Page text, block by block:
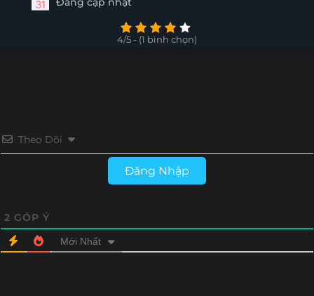
Đang cập nhật
4/5 - (1 bình chọn)
Theo Dõi
Đăng Nhập
2 GÓP Ý
Mới Nhất